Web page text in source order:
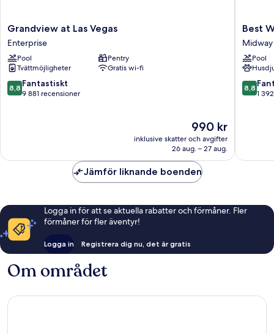
Grandview
at
Las
Vegas
Enterprise
Grandview at Las Vegas
Enterprise
Pool
Pentry
Tvättmöjligheter
Gratis wi-fi
8.8
av
8,8 Fantastiskt
9 881 recensioner
Priset
är
990 kr
990 kr
inklusive skatter och avgifter
26 aug. – 27 aug.
Best
Western
Plus
Hotel
Midway
Best
Midway
Pool
8.8
av
8,8
1
Jämför liknande boenden
Logga in för att se aktuella rabatter och förmåner. Fler
förmåner för fler äventyr!
Logga in Registrera dig nu, det är gratis
Om området